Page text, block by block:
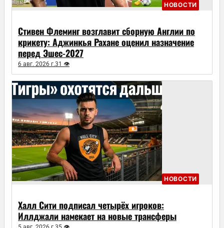
НОВОСТИ
Стивен Флеминг возглавит сборную Англии по
крикету: Аджинкья Рахане оценил назначение
перед Эшес-2027
6 авг. 2026 г.31 👁
НОВОСТИ
Халл Сити подписал четырёх игроков:
Иллджали намекает на новые трансферы